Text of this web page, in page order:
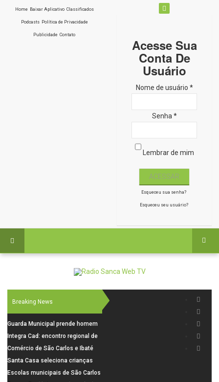
Home Baixar Aplicativo Classificados
Podcasts Política de Privacidade
Publicidade Contato
Acesse Sua
Conta De
Usuário
Nome de usuário *
Senha *
Lembrar de mim
Esqueceu sua senha?
Esqueceu seu usuário?
Breaking News
Guarda Municipal prende homem
por tentativa de furto em CEMEI
após cerco em São Carlos
Integra Cad: encontro regional de
segurança púbica será realizado
dia 10 de agosto em São Carlos
Comércio de São Carlos e Ibaté
terá horário especial para o dia
dos Pais
Santa Casa seleciona crianças
para pesquisa sobre dor de
Escolas municipais de São Carlos